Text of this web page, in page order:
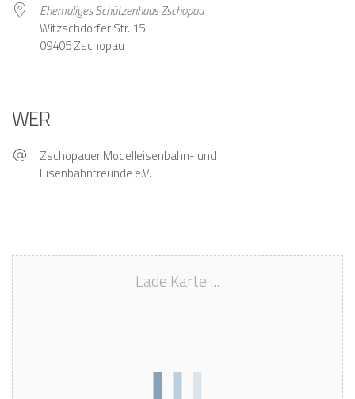
Ehemaliges Schützenhaus Zschopau
Witzschdorfer Str. 15
09405 Zschopau
WER
Zschopauer Modelleisenbahn- und
Eisenbahnfreunde e.V.
Lade Karte ...